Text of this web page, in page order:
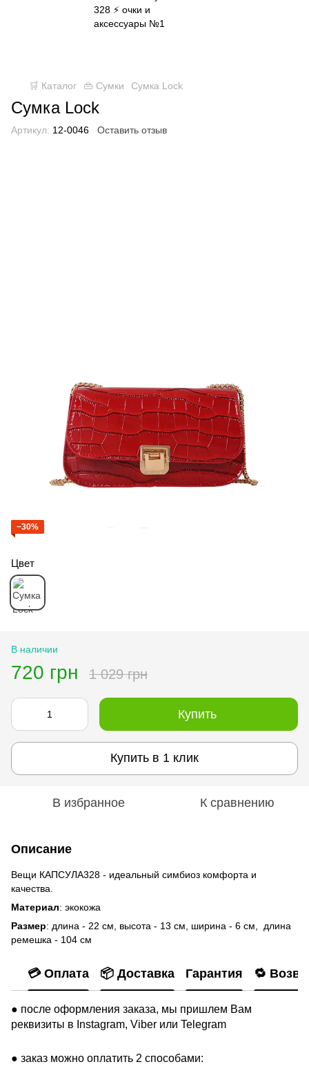
🛒 Каталог 👜 Сумки Сумка Lock
Сумка Lock
Артикул: 12-0046 Оставить отзыв
−30%
Цвет
В наличии
720 грн 1 029 грн
Купить
Купить в 1 клик
В избранное К сравнению
Описание
Вещи КАПСУЛА328 - идеальный симбиоз комфорта и
качества.
Материал: экокожа
Размер: длина - 22 см, высота - 13 см, ширина - 6 см, длина
ремешка - 104 см
💳 Оплата 📦 Доставка Гарантия 🔁
● после оформления заказа, мы пришлем Вам
реквизиты в Instagram, Viber или Telegram
● заказ можно оплатить 2 способами: